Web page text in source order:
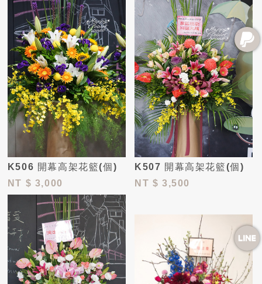
K506 開幕高架花籃(個)
NT $ 3,000
K507 開幕高架花籃(個)
NT $ 3,500